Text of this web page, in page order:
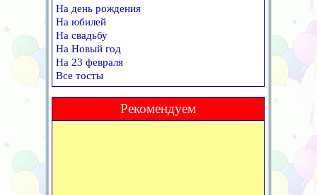
На день рождения
На юбилей
На свадьбу
На Новый год
На 23 февраля
Все тосты
Рекомендуем